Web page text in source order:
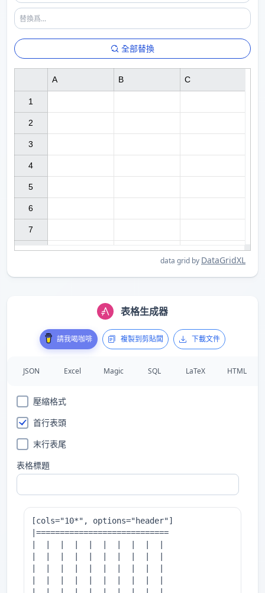
全部替換
data grid by DataGridXL
1
2
3
4
5
6
7
A B C
表格生成器
請我喝咖啡 複製到剪貼闆 下載文件
JSON Excel Magic SQL LaTeX HTML
壓縮格式
首行表頭
末行表尾
表格標題